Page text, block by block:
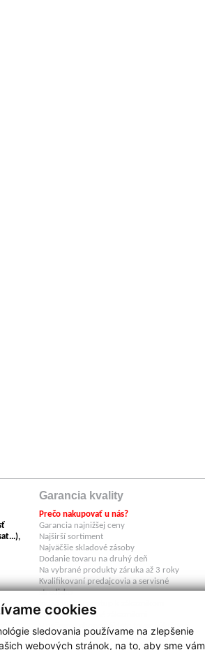
cookies
sledovania používame na zlepšenie
webových stránok, na to, aby sme vám
Garancia kvality
Prečo nakupovať u nás?
Garancia najnižšej ceny
Najširší sortiment
Najväčšie skladové zásoby
Dodanie tovaru na druhý deň
Na vybrané produkty záruka až 3 roky
Kvalifikovaní predajcovia a servisné
stredisko
Individuálny prístup k zákazníkom
Produkty overené zákazníkmi
V našom e-shope nájdete tovar výlučne z
autorizovaných dovozov do SR .